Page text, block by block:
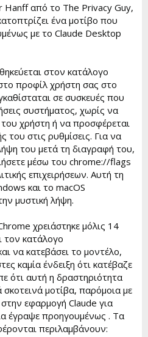
από το The Privacy Guy,
ένα μοτίβο που
με το Claude Desktop
στον κατάλογο
προφίλ χρήστη σας στο
σε συσκευές που
συστήματος, χωρίς να
χρήστη ή να προσφέρεται
του στις ρυθμίσεις. Για να
του μετά τη διαγραφή του,
μέσω του chrome://flags
επιχειρήσεων. Αυτή τη
και το macOS
μυστική λήψη.
χρειάστηκε μόλις 14
τον κατάλογο
να κατεβάσει το μοντέλο,
καμία ένδειξη ότι κατέβαζε
ότι αυτή η δραστηριότητα
μοτίβα, παρόμοια με
εφαρμογή Claude για
έγραψε προηγουμένως . Τα
περιλαμβάνουν: